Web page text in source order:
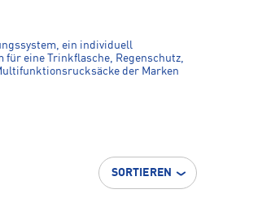
ein individuell
für eine Trinkflasche, Regenschutz,
der Marken
SORTIEREN